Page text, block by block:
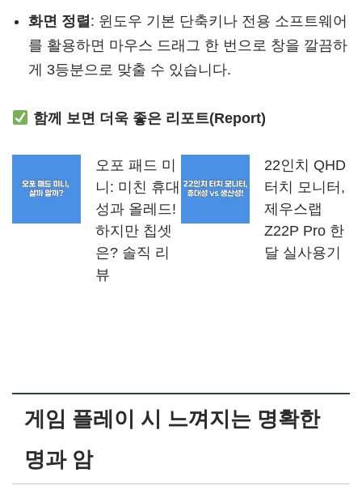
화면 정렬 : 윈도우 기본 단축키나 전용 소프트웨어
를 활용하면 마우스 드래그 한 번으로 창을 깔끔하
게 3등분으로 맞출 수 있습니다.
함께 보면 더욱 좋은 리포트(Report)
오포 패드 미
니: 미친 휴대
성과 올레드!
하지만 칩셋
은? 솔직 리
뷰
22인치 QHD
터치 모니터,
제우스랩
Z22P Pro 한
달 실사용기
게임 플레이 시 느껴지는 명확한
명과 암